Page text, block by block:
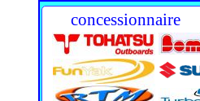
concessionnaire